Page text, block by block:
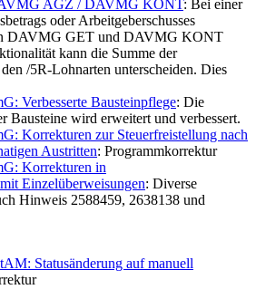
AGZ / DAVMG KONT: Bei einer
oder Arbeitgeberschusses
DAVMG GET und DAVMG KONT
kann die Summe der
/5R-Lohnarten unterscheiden. Dies
Verbesserte Bausteinpflege: Die
Bausteine wird erweitert und verbessert.
Korrekturen zur Steuerfreistellung nach
Austritten: Programmkorrektur
Korrekturen in
Einzelüberweisungen: Diverse
Hinweis 2588459, 2638138 und
Statusänderung auf manuell